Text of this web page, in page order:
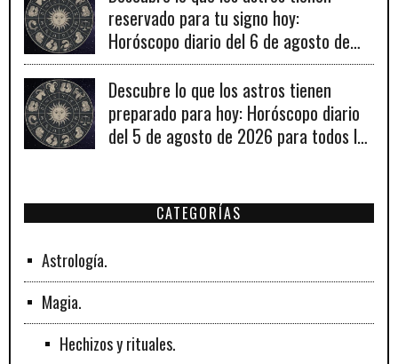
reservado para tu signo hoy:
Horóscopo diario del 6 de agosto de
2026
Descubre lo que los astros tienen
preparado para hoy: Horóscopo diario
del 5 de agosto de 2026 para todos los
CATEGORÍAS
Astrología.
Magia.
Hechizos y rituales.